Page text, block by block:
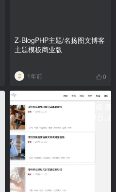
Z-BlogPHP主题/名扬图文博客
主题模板商业版
1年前 0